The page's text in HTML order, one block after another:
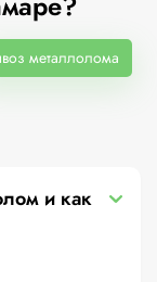
металлолома
и как